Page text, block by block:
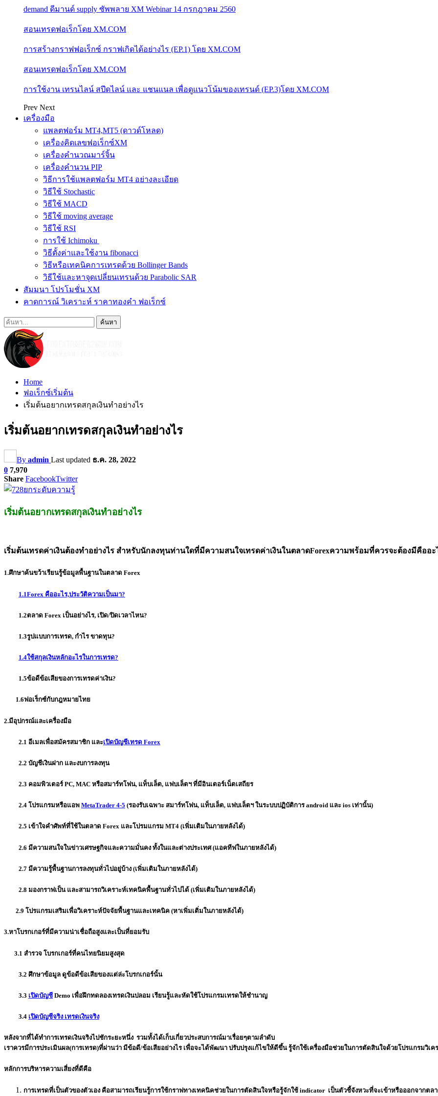
demand ดีมานด์ supply ซัพพลาย XM Webinar 14 กรกฎาคม 2560
สอนเทรดฟอเร็กโดย XM.COM
การสร้างกราฟฟอเร็กซ์ กราฟเกิดได้อย่างไร (EP.1) โดย XM.COM
สอนเทรดฟอเร็กโดย XM.COM
การใช้งาน เทรนไลน์ สปีดไลน์ และ แชนแนล เพื่อดูแนวโน้มของเทรนด์ (EP.3)โดย XM.COM
Prev Next
เครื่องมือ
แพลตฟอร์ม MT4,MT5 (ดาวด์โหลด)
เครื่องคิดเลขฟอเร็กซ์XM
เครื่องคำนวณมาร์จิ้น
เครื่องคำนวน PIP
วิธีการใช้แพลตฟอร์ม MT4 อย่างละเอียด
วิธีใช้ Stochastic
วิธีใช้ MACD
วิธีใช้ moving average
วิธีใช้ RSI
การใช้ Ichimoku
วิธีตั้งค่าและใช้งาน fibonacci
วิธีหรือเทคนิคการเทรดด้วย Bollinger Bands
วิธีใช้และหาจุดเปลี่ยนเทรนด้วย Parabolic SAR
สัมมนา โปรโมชั่น XM
คาดการณ์ วิเคราะห์ ราคาทองคำ ฟอเร็กซ์
Home
ฟอเร็กซ์เริ่มต้น
เริ่มต้นอยากเทรดสกุลเงินทำอย่างไร
เริ่มต้นอยากเทรดสกุลเงินทำอย่างไร
By admin Last updated ธ.ค. 28, 2022
0 7,970
Share FacebookTwitter
เริ่มต้นอยากเทรดสกุลเงินทำอย่างไร
เริ่มต้นเทรดค่าเงินต้องทำอย่างไร สำหรับนักลงทุนท่านใดที่มีความสนใจเทรดค่าเงินในตลาดForexความพร้อมที่ควรจะต้องมีคืออ
1.ศึกษาค้นขว้าเรียนรู้ข้อมูลพื้นฐานในตลาด Forex
1.1Forex คืออะไร,ประวัติความเป็นมา?
1.2ตลาด Forex เป็นอย่างไร, เปิด/ปิดเวลาไหน?
1.3รูปแบบการเทรด, กำไร ขาดทุน?
1.4ใช้สกุลเงินหลักอะไรในการเทรด?
1.5ข้อดีข้อเสียของการเทรดค่าเงิน?
1.6ฟอเร็กซ์กับกฎหมายไทย
2.มีอุปกรณ์และเครื่องมือ
2.1 อีเมลเพื่อสมัครสมาชิก และเปิดบัญชีเทรด Forex
2.2 บัญชีเงินฝาก และงบการลงทุน
2.3 คอมพิวเตอร์ PC, MAC หรือสมาร์ทโฟน, แท็บเล็ต, แฟบเล็ตฯ ที่มีอินเตอร์เน็ตเสถียร
2.4 โปรแกรมหรือแอพ MetaTrader 4-5 (รองรับเฉพาะ สมาร์ทโฟน, แท็บเล็ต, แฟบเล็ตฯ ในระบบปฏิบัติการ android และ ios เท่านั้น)
2.5 เข้าใจคำศัพท์ที่ใช้ในตลาด Forex และโปรมแกรม MT4 (เพิ่มเติมในภายหลังได้)
2.6 มีความสนใจในข่าวเศรษฐกิจและความมั่นคง ทั้งในและต่างประเทศ (แอคทีฟในภายหลังได้)
2.7 มีความรู้พื้นฐานการลงทุนทั่วไปอยู่บ้าง (เพิ่มเติมในภายหลังได้)
2.8 มองกราฟเป็น และสามารถวิเคราะห์เทคนิคพื้นฐานทั่วไปได้ (เพิ่มเติมในภายหลังได้)
2.9 โปรแกรมเสริมเพื่อวิเคราะห์ปัจจัยพื้นฐานและเทคนิค (หาเพิ่มเติ่มในภายหลังได้)
3.หาโบรกเกอร์ที่มีความน่าเชื่อถือสูงและเป็นที่ยอมรับ
3.1 สำรวจ โบรกเกอร์ที่คนไทยนิยมสูงสุด
3.2 ศึกษาข้อมูล ดูข้อดีข้อเสียของแต่ล่ะโบรกเกอร์นั้น
3.3 เปิดบัญชี Demo เพื่อฝึกทดลองเทรดเงินปลอม เรียนรู้และหัดใช้โปรแกรมเทรดให้ชำนาญ
3.4 เปิดบัญชีจริง เทรดเงินจริง
หลังจากที่ได้ทำการเทรดเงินจริงไปชักระยะหนึ่ง รวมทั้งได้เก็บเกี่ยวประสบการณ์มาเรื่อยๆตามลำดับ
เราควรมีการประเมินผล(การเทรด)ที่ผ่านว่า มีข้อดี/ข้อเสียอย่างไร เพื่อจะได้พัฒนา ปรับปรุงแก้ไขให้ดีขึ้น รู้จักใช้เครื่องมือช่วยในการตัดสินใจด้วยโปรแกรมวิ
หลักการบริหารความเสี่ยงที่ดีคือ
การเทรดที่เป็นตัวของตัวเอง คือสามารถเรียนรู้การใช้กราฟทางเทคนิคช่วยในการตัดสินใจหรือรู้จักใช้ indicator เป็นตัวชี้จังหวะที่จะเข้าหรือออกจากตล